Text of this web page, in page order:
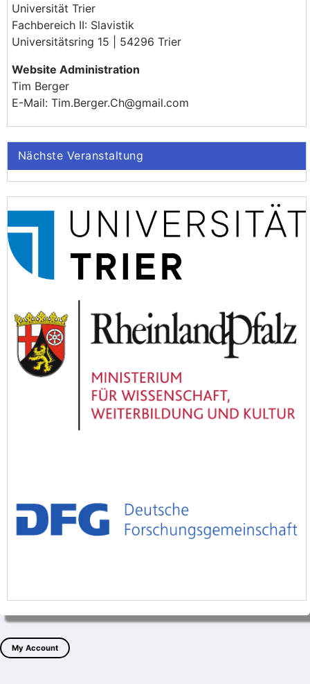
Universität Trier
Fachbereich II: Slavistik
Universitätsring 15 | 54296 Trier
Website Administration
Tim Berger
E-Mail: Tim.Berger.Ch@gmail.com
Nächste Veranstaltung
My Account